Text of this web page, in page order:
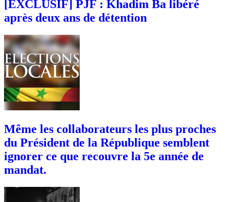
[EXCLUSIF] PJF : Khadim Ba libéré
après deux ans de détention
Même les collaborateurs les plus proches
du Président de la République semblent
ignorer ce que recouvre la 5e année de
mandat.